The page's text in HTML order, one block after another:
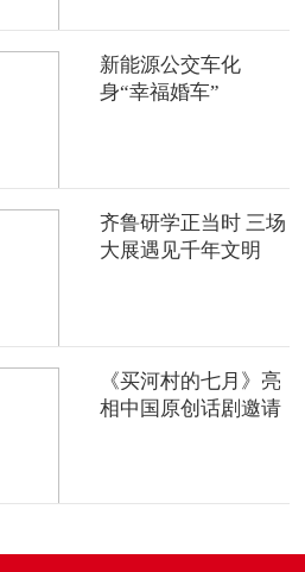
新能源公交车化
身“幸福婚车”
齐鲁研学正当时 三场
大展遇见千年文明
《买河村的七月》亮
相中国原创话剧邀请